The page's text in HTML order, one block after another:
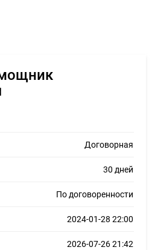
Договорная
30 дней
По договоренности
2024-01-28 22:00
2026-07-26 21:42